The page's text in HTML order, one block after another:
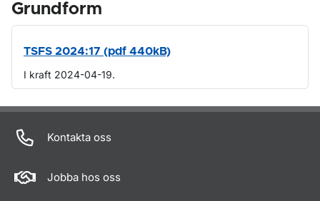
Grundform
TSFS 2024:17 (pdf 440kB)
I kraft 2024-04-19.
Om sidan
Kontakta oss
Jobba hos oss